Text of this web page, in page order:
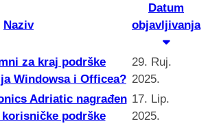
Naziv
Datum
objavljivanja
za kraj podrške
Windowsa i Officea?
29. Ruj.
2025.
Adriatic nagrađen
podrške
17. Lip.
2025.